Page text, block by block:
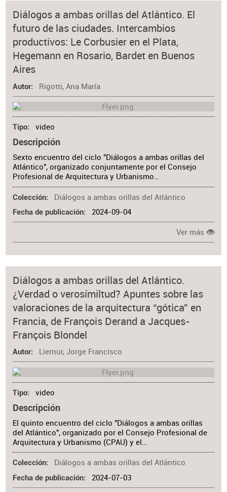
Diálogos a ambas orillas del Atlántico. El
futuro de las ciudades. Intercambios
productivos: Le Corbusier en el Plata,
Hegemann en Rosario, Bardet en Buenos
Aires
Autor Rigotti, Ana María
Tipo video
Descripción
Sexto encuentro del ciclo "Diálogos a ambas orillas del
Atlántico", organizado conjuntamente por el Consejo
Profesional de Arquitectura y Urbanismo…
Colección Diálogos a ambas orillas del Atlántico
Fecha de publicación 2024-09-04
Ver más
Diálogos a ambas orillas del Atlántico.
¿Verdad o verosímiltud? Apuntes sobre las
valoraciones de la arquitectura “gótica” en
Francia, de François Derand a Jacques-
François Blondel
Autor Liernur, Jorge Francisco
Tipo video
Descripción
El quinto encuentro del ciclo "Diálogos a ambas orillas
del Atlántico", organizado por el Consejo Profesional de
Arquitectura y Urbanismo (CPAU) y el…
Colección Diálogos a ambas orillas del Atlántico
Fecha de publicación 2024-07-03